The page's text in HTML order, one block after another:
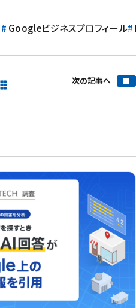
Googleビジネスプロフィール
次の記事へ